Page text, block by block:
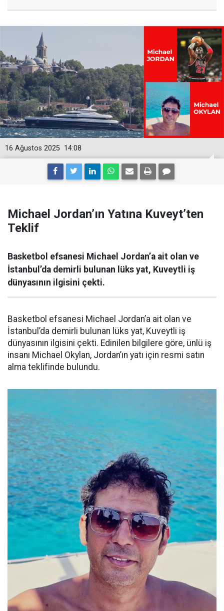
14:08
16 Ağustos 2025
Michael Jordan’ın Yatına Kuveyt’ten
Teklif
Basketbol efsanesi Michael Jordan’a ait olan ve
İstanbul’da demirli bulunan lüks yat, Kuveytli iş
dünyasının ilgisini çekti.
Basketbol efsanesi Michael Jordan’a ait olan ve
İstanbul’da demirli bulunan lüks yat, Kuveytli iş
dünyasının ilgisini çekti. Edinilen bilgilere göre, ünlü iş
insanı Michael Okylan, Jordan’ın yatı için resmi satın
alma teklifinde bulundu.